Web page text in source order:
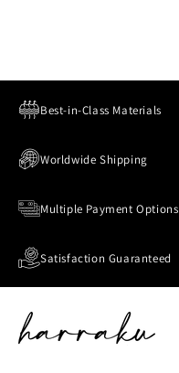
Best-in-Class Materials
Worldwide Shipping
Multiple Payment Options
Satisfaction Guaranteed